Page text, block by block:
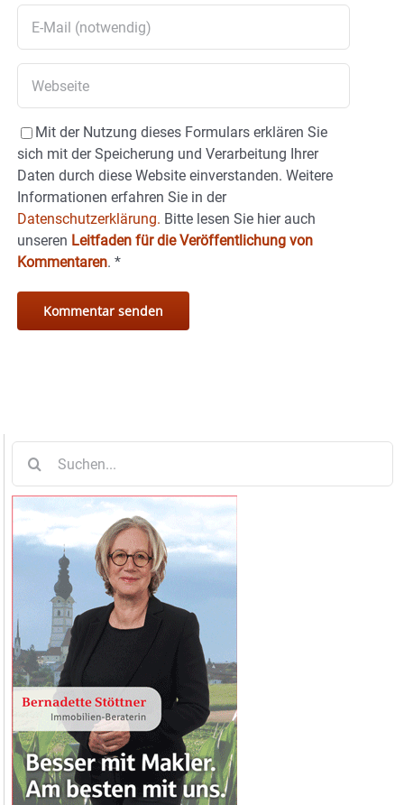
Mit der Nutzung dieses Formulars erklären Sie
sich mit der Speicherung und Verarbeitung Ihrer
Daten durch diese Website einverstanden. Weitere
Informationen erfahren Sie in der
Datenschutzerklärung. Bitte lesen Sie hier auch
unseren Leitfaden für die Veröffentlichung von
Kommentaren. *
nach: